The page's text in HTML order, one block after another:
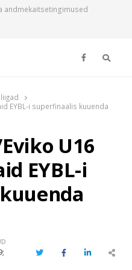
andmekaitsetingimused
Otsi
EYBL-i superfinaalis kuuenda
U16
EYBL-i
TwitterFacebookLinkedIn